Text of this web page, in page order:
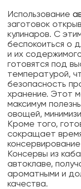
Использование
заготовок
кулинаров. С
беспокоиться о
и их
готовятся под
температурой,
безопасность
хранение. Этот
максимум
овощей,
Кроме того,
сокращает
Консервы из
автоклаве,
ароматными и
качества.